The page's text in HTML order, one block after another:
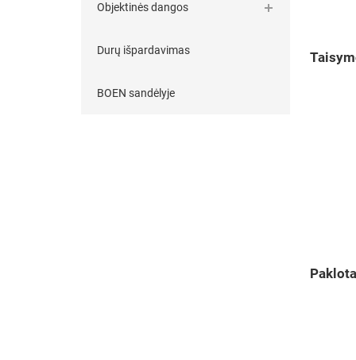
Objektinės dangos
Durų išpardavimas
BOEN sandėlyje